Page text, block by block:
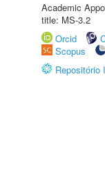
Academic
title: MS-3.2
Orcid
Scopus
Repositório